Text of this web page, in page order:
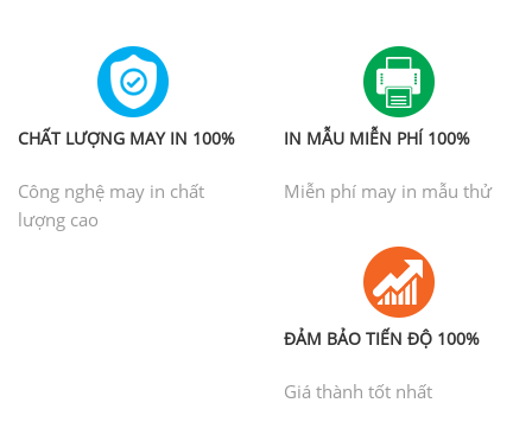
CHẤT LƯỢNG MAY IN 100%
Công nghệ may in chất
lượng cao
IN MẪU MIỄN PHÍ 100%
Miễn phí may in mẫu thử
ĐẢM BẢO TIẾN ĐỘ 100%
Giá thành tốt nhất